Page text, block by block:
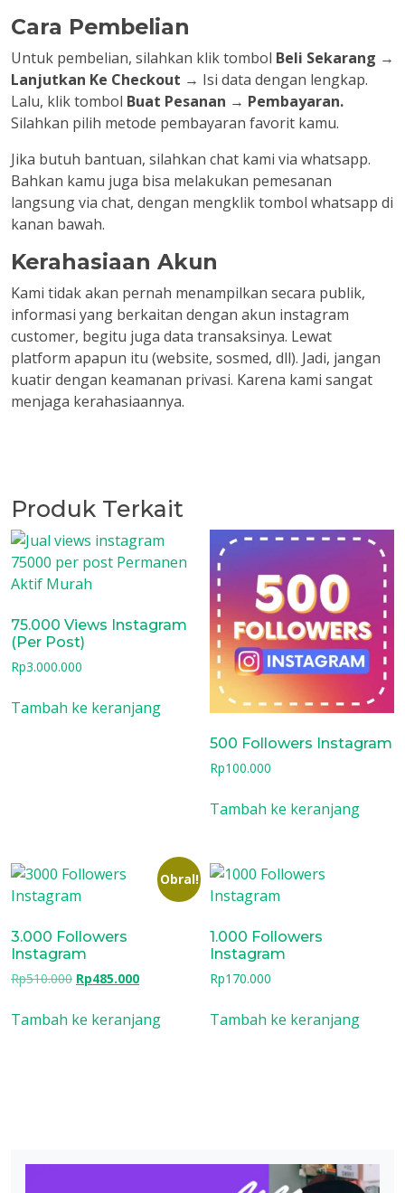
Cara Pembelian
Untuk pembelian, silahkan klik tombol Beli Sekarang →
Lanjutkan Ke Checkout → Isi data dengan lengkap.
Lalu, klik tombol Buat Pesanan → Pembayaran.
Silahkan pilih metode pembayaran favorit kamu.
Jika butuh bantuan, silahkan chat kami via whatsapp.
Bahkan kamu juga bisa melakukan pemesanan
langsung via chat, dengan mengklik tombol whatsapp di
kanan bawah.
Kerahasiaan Akun
Kami tidak akan pernah menampilkan secara publik,
informasi yang berkaitan dengan akun instagram
customer, begitu juga data transaksinya. Lewat
platform apapun itu (website, sosmed, dll). Jadi, jangan
kuatir dengan keamanan privasi. Karena kami sangat
menjaga kerahasiaannya.
Produk Terkait
75.000 Views Instagram
(Per Post)
Rp3.000.000
Tambah ke keranjang
500 Followers Instagram
Rp100.000
Tambah ke keranjang
Obral!
3.000 Followers
Instagram
Rp510.000 Harga
adalah:
Rp510.000.
Rp485.000Harga
ini
adalah:
Tambah ke keranjang
1.000 Followers
Instagram
Rp170.000
Tambah ke keranjang